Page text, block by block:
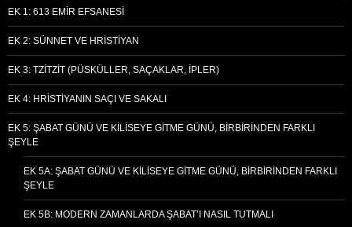
EK 1: 613 EMIR EFSANESI
EK 2: SÜNNET VE HRISTIYAN
EK 3: TZITZIT (PÜSKÜLLER, SAÇAKLAR, İPLER)
EK 4: HRISTIYANIN SAÇI VE SAKALI
EK 5: ŞABAT GÜNÜ VE KILISEYE GITME GÜNÜ, BIRBIRINDEN FARKLI
ŞEYLE
EK 5A: ŞABAT GÜNÜ VE KILISEYE GITME GÜNÜ, BIRBIRINDEN FARKLI
ŞEYLE
EK 5B: MODERN ZAMANLARDA ŞABAT’I NASIL TUTMALI